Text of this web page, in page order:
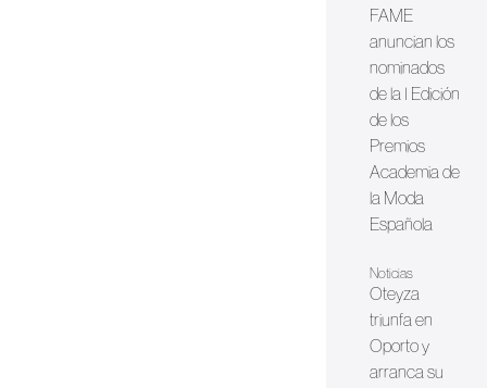
FAME
anuncian los
nominados
de la I Edición
de los
Premios
Academia de
la Moda
Española
Noticias
Oteyza
triunfa en
Oporto y
arranca su